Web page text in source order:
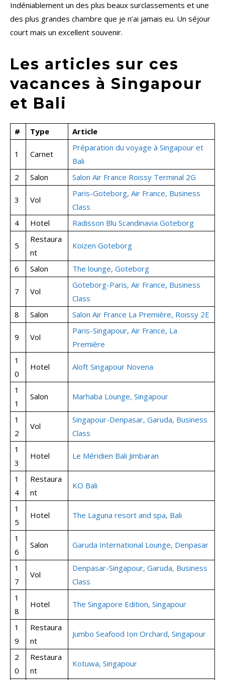
Indéniablement un des plus beaux surclassements et une
des plus grandes chambre que je n’ai jamais eu. Un séjour
court mais un excellent souvenir.
Les articles sur ces
vacances à Singapour
et Bali
# Type Article
1 Carnet
Préparation du voyage à Singapour et
Bali
2
Salon Salon Air France Roissy Terminal 2G
3 Vol
Paris-Goteborg, Air France, Business
Class
4
Hotel Radisson Blu Scandinavia Goteborg
5
Restaura
nt
Koizen Goteborg
6 Salon The lounge, Goteborg
7 Vol
Goteborg-Paris, Air France, Business
Class
8
Salon Salon Air France La Première, Roissy 2E
9 Vol
Paris-Singapour, Air France, La
Première
1
0
Hotel Aloft Singapour Novena
1
1
Salon Marhaba Lounge, Singapour
1
2
Vol
Singapour-Denpasar, Garuda, Business
Class
1
3
Hotel Le Méridien Bali Jimbaran
1
4
Restaura
nt
KO Bali
1
5
Hotel The Laguna resort and spa, Bali
1
6
Salon Garuda International Lounge, Denpasar
1
7
Vol
Denpasar-Singapour, Garuda, Business
Class
1
8
Hotel The Singapore Edition, Singapour
1
9
Restaura
nt
Jumbo Seafood Ion Orchard, Singapour
2
0
Restaura
nt
Kotuwa, Singapour